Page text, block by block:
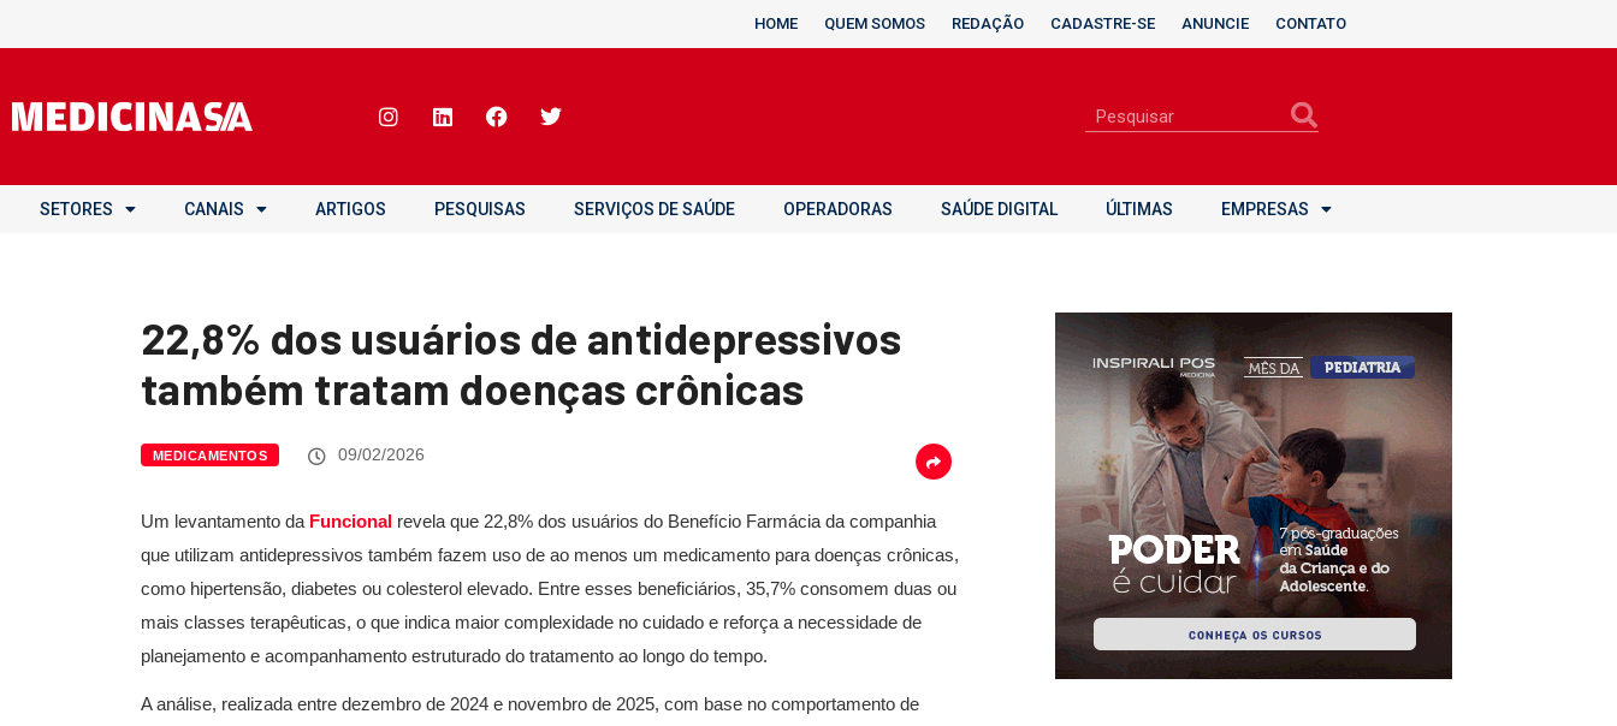
HOME QUEM SOMOS REDAÇÃO CADASTRE-SE ANUNCIE CONTATO
SETORES CANAIS ARTIGOS PESQUISAS SERVIÇOS DE SAÚDE OPERADORAS SAÚDE DIGITAL ÚLTIMAS EMPRESAS
22,8% dos usuários de antidepressivos
também tratam doenças crônicas
MEDICAMENTOS 09/02/2026
Um levantamento da Funcional revela que 22,8% dos usuários do Benefício Farmácia da companhia
que utilizam antidepressivos também fazem uso de ao menos um medicamento para doenças crônicas,
como hipertensão, diabetes ou colesterol elevado. Entre esses beneficiários, 35,7% consomem duas ou
mais classes terapêuticas, o que indica maior complexidade no cuidado e reforça a necessidade de
planejamento e acompanhamento estruturado do tratamento ao longo do tempo.
A análise, realizada entre dezembro de 2024 e novembro de 2025, com base no comportamento de